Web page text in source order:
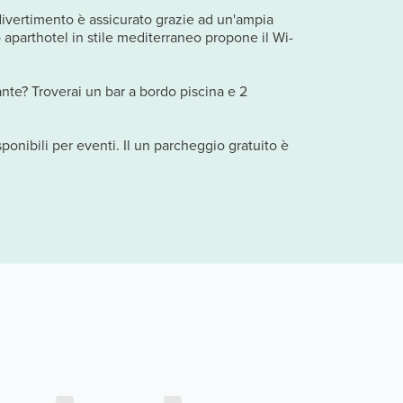
è assicurato grazie ad un'ampia
in stile mediterraneo propone il Wi-
Troverai un bar a bordo piscina e 2
per eventi. Il un parcheggio gratuito è